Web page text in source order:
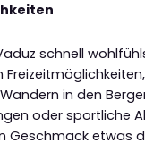
schnell
in den
oder sportliche
Geschmack etwas